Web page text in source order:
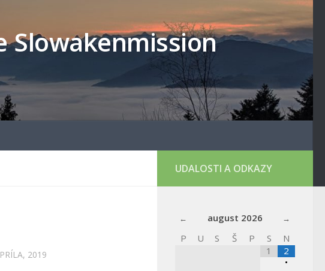
Slowakenmission
2019
UDALOSTI A ODKAZY
august 2026
P
U S Š P S
N
1
2
•